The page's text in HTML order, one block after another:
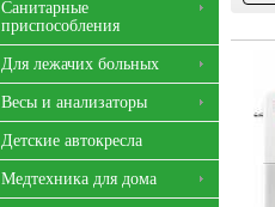
Санитарные
приспособления
Для лежачих больных
Весы и анализаторы
Детские автокресла
Медтехника для дома